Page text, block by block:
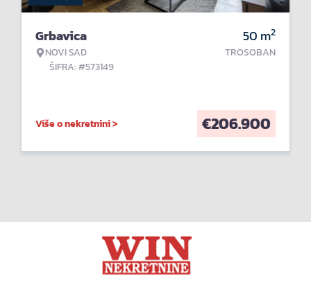
Grbavica
NOVI SAD
ŠIFRA: #573149
50 m2
TROSOBAN
Više o nekretnini > €206.900